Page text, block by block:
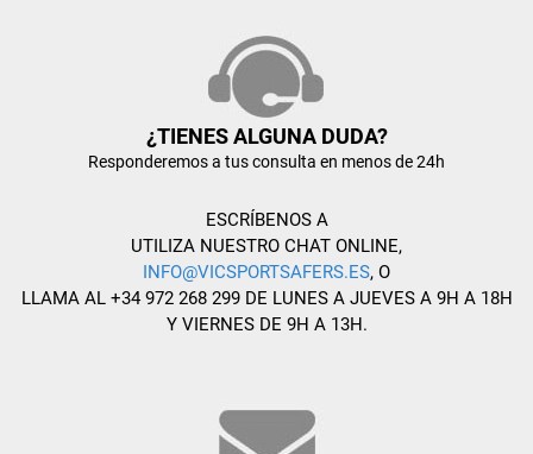
¿TIENES ALGUNA DUDA?
Responderemos a tus consulta en menos de 24h
ESCRÍBENOS A
UTILIZA NUESTRO CHAT ONLINE,
INFO@VICSPORTSAFERS.ES, O
LLAMA AL +34 972 268 299 DE LUNES A JUEVES A 9H A 18H
Y VIERNES DE 9H A 13H.